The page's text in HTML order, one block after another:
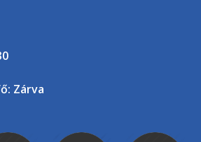
Zárva